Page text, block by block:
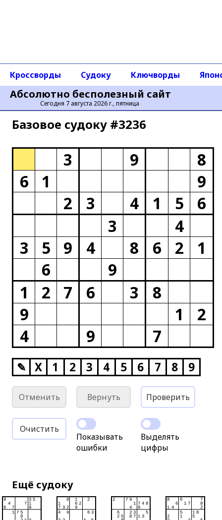
Абсолютно бесполезный сайт
Сегодня 7 августа 2026 г., пятница
Кроссворды Судоку Ключворды
Базовое cудоку #3236
3 9
8
6
1
9
2
3 4 1 5
6
3
4
3
5 9 4 8 6 2
1
6
9
1
2 7 6 3
8
9
1
2
4
9 7
✎ X 1 2 3 4 5 6 7 8 9
Отменить Вернуть Проверить
Очистить
Показывать
ошибки
Выделять
цифры
Ещё судоку